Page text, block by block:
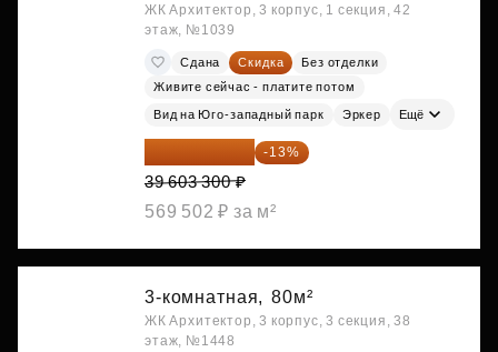
ЖК Архитектор, 3 корпус, 1 секция, 42
этаж, №1039
Сдана Скидка
Без отделки
Живите сейчас - платите потом
Вид на Юго-западный парк Эркер Ещё
34 454 871 ₽ -13%
39 603 300 ₽
569 502 ₽ за м²
3-комнатная, 80м²
ЖК Архитектор, 3 корпус, 3 секция, 38
этаж, №1448